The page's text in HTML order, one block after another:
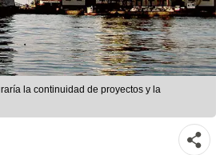
la continuidad de proyectos y la